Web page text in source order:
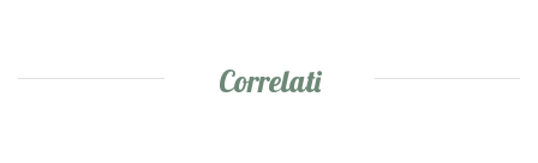
Correlati